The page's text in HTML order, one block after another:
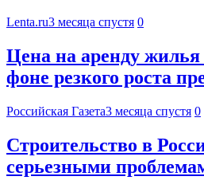
Lenta.ru3 месяца спустя 0
Цена на аренду жилья
фоне резкого роста
Российская Газета3 месяца спустя 0
Строительство в
серьезными